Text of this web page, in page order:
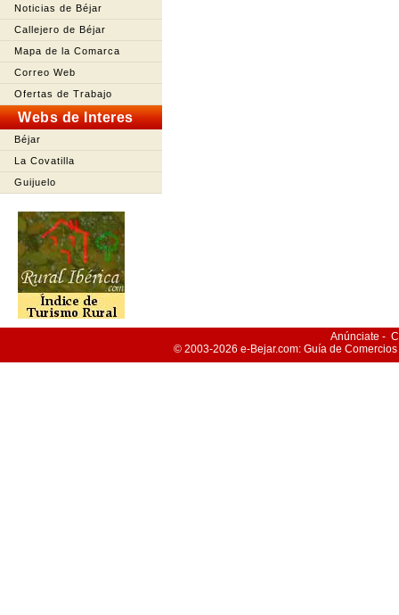
Noticias de Béjar
Callejero de Béjar
Mapa de la Comarca
Correo Web
Ofertas de Trabajo
Webs de Interes
Béjar
La Covatilla
Guijuelo
Anúnciate -
© 2003-2026 e-Bejar.com: Guía de